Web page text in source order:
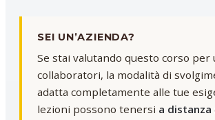
SEI UN’AZIENDA?
Se stai valutando questo corso per
collaboratori, la modalità di
adatta completamente alle tue
lezioni possono tenersi a distanza